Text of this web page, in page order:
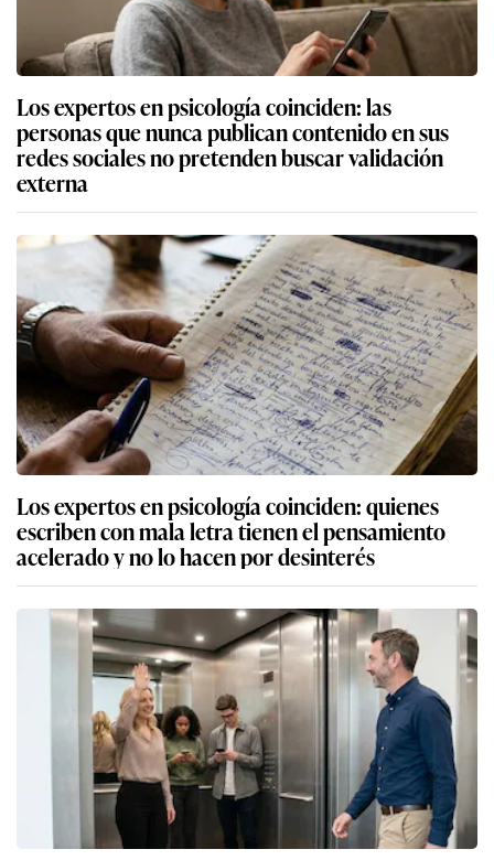
Los expertos en psicología coinciden: las
personas que nunca publican contenido en sus
redes sociales no pretenden buscar validación
externa
Los expertos en psicología coinciden: quienes
escriben con mala letra tienen el pensamiento
acelerado y no lo hacen por desinterés